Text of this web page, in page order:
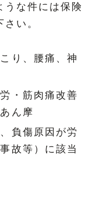
うな件には保険
い。
り、腰痛、神
・筋肉痛改善
ん摩
負傷原因が労
故等）に該当